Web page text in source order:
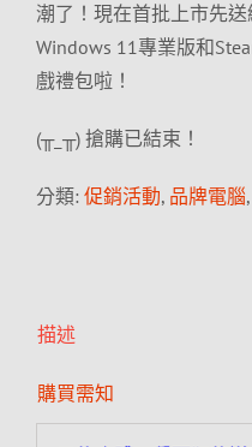
潮了！現在首批上市先
Windows 11專業版和
戲禮包啦！
(╥_╥) 搶購已結束！
分類: 促銷活動, 品牌電腦,
描述
購買需知